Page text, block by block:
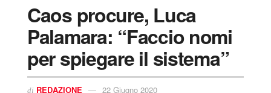
Caos procure, Luca
Palamara: “Faccio nomi
per spiegare il sistema”
di REDAZIONE 22 Giugno 2020